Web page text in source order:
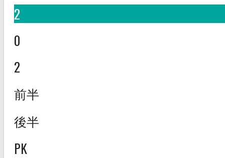
2
0
2
前半
後半
PK